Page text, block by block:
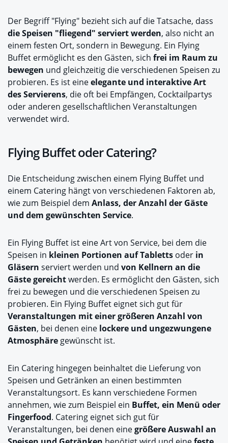
Der Begriff "Flying" bezieht sich auf die Tatsache, dass
die Speisen "fliegend" serviert werden, also nicht an
einem festen Ort, sondern in Bewegung. Ein Flying
Buffet ermöglicht es den Gästen, sich frei im Raum zu
bewegen und gleichzeitig die verschiedenen Speisen zu
probieren. Es ist eineelegante und interaktive Art
des Servierens, die oft bei Empfängen, Cocktailpartys
oder anderen gesellschaftlichen Veranstaltungen
verwendet wird.
Flying Buffet oder Catering?
Die Entscheidung zwischen einem Flying Buffet und
einem Catering hängt von verschiedenen Faktoren ab,
wie zum Beispiel dem Anlass, der Anzahl der Gäste
und dem gewünschten Service.
Ein Flying Buffet ist eine Art von Service, bei dem die
Speisen in kleinen Portionen auf Tabletts oder in
Gläsern serviert werden und von Kellnern an die
Gäste gereichtwerden. Es ermöglicht den Gästen, sich
frei zu bewegen und die verschiedenen Speisen zu
probieren. Ein Flying Buffet eignet sich gut für
Veranstaltungen mit einer größeren Anzahl von
Gästen, bei denen eine lockere und ungezwungene
Atmosphäre gewünscht ist.
Ein Catering hingegen beinhaltet die Lieferung von
Speisen und Getränken an einen bestimmten
Veranstaltungsort. Es kann verschiedene Formen
annehmen, wie zum Beispiel ein Buffet, ein Menü oder
Fingerfood. Catering eignet sich gut für
Veranstaltungen, bei denen einegrößere Auswahl an